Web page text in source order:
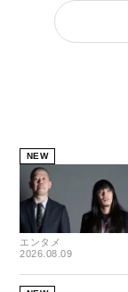
NEW
エンタメ
2026.08.09